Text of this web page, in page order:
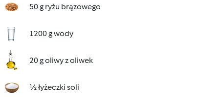
50 g ryżu brązowego
1200 g wody
20 g oliwy z oliwek
½ łyżeczki soli